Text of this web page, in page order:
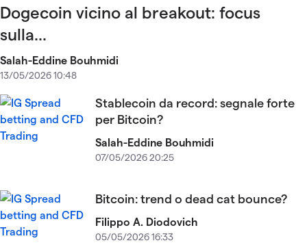
Dogecoin vicino al breakout: focus
sulla...
Salah-Eddine Bouhmidi
13/05/2026 10:48
Stablecoin da record: segnale forte
per Bitcoin?
Salah-Eddine Bouhmidi
07/05/2026 20:25
Bitcoin: trend o dead cat bounce?
Filippo A. Diodovich
05/05/2026 16:33